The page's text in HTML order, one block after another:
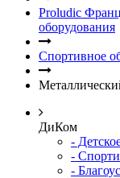
Proludic
оборудования
Спортивное
ДиКом
-
-
-